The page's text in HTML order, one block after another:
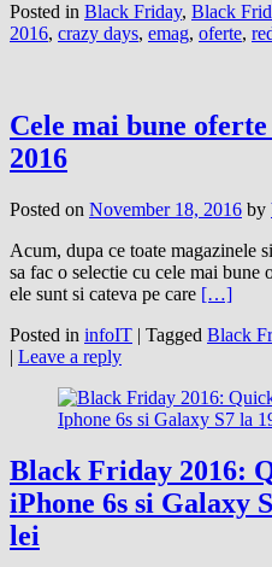
Posted in Black Friday, Black
2016, crazy days, emag, oferte,
Cele mai bune
2016
Posted on November 18, 2016 by
Acum, dupa ce toate magazinele
sa fac o selectie cu cele mai bune
ele sunt si cateva pe care […]
Posted in infoIT | Tagged Black
| Leave a reply
Black Friday 2016:
iPhone 6s si Galaxy
lei